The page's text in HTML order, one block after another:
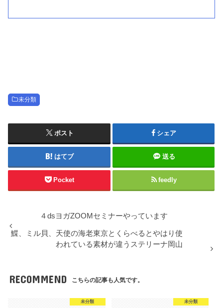
未分類
ポスト シェア
はてブ 送る
Pocket feedly
４dsヨガZOOMセミナーやっています
鰈、ミル貝、天使の海老東京とくらべるとやはり使
われている素材が違うステリーナ岡山
RECOMMEND こちらの記事も人気です。
未分類 未分類